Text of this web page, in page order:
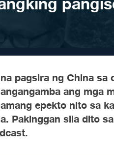
pagsira ng China sa
ang mga
epekto nito sa
Pakinggan sila dito